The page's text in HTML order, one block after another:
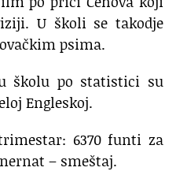
U školi se takodje
psima.
školu po statistici su
Engleskoj.
6370 funti za
– smeštaj.